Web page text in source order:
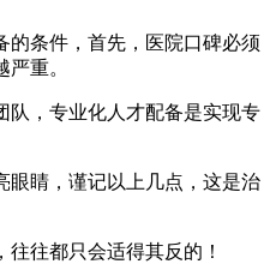
的条件，首先，医院口碑必须
重。
队，专业化人才配备是实现专
眼睛，谨记以上几点，这是治
往都只会适得其反的！